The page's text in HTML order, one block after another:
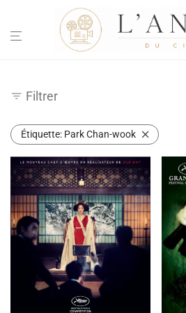
Filtrer
Étiquette: Park Chan-wook